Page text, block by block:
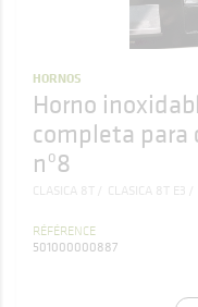
HORNOS
Horno
completa para
nº8
CLASICA 8T CLASICA 8T E3
RÉFÉRENCE
501000000887